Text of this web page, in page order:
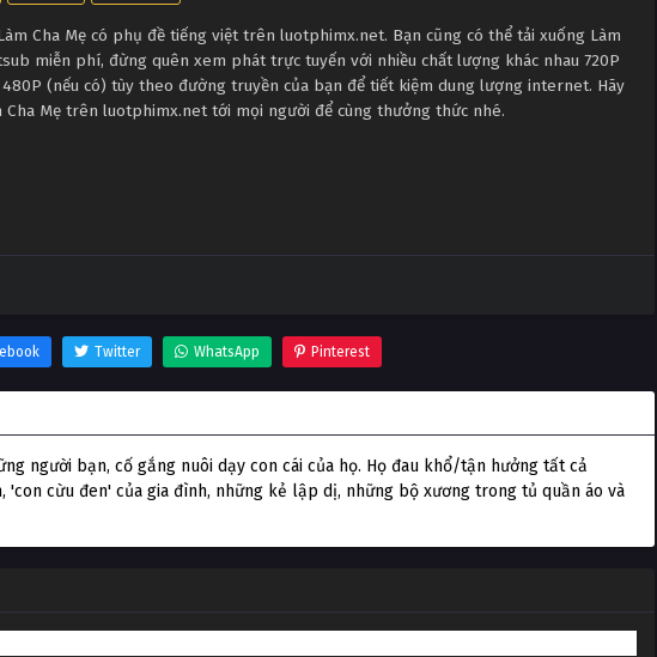
Cha Mẹ có phụ đề tiếng việt trên luotphimx.net. Bạn cũng có thể tải xuống Làm
miễn phí, đừng quên xem phát trực tuyến với nhiều chất lượng khác nhau 720P
(nếu có) tùy theo đường truyền của bạn để tiết kiệm dung lượng internet. Hãy
Cha Mẹ trên luotphimx.net tới mọi người để cùng thưởng thức nhé.
Twitter WhatsApp Pinterest
người bạn, cố gắng nuôi dạy con cái của họ. Họ đau khổ/tận hưởng tất cả
'con cừu đen' của gia đình, những kẻ lập dị, những bộ xương trong tủ quần áo và